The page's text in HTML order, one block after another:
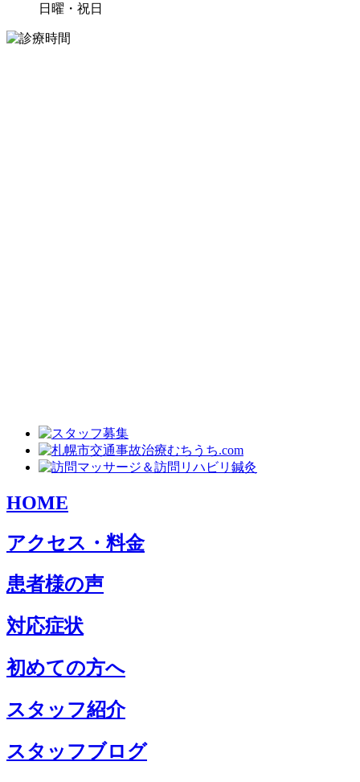
日曜・祝日
HOME
アクセス・料金
患者様の声
対応症状
初めての方へ
スタッフ紹介
スタッフブログ